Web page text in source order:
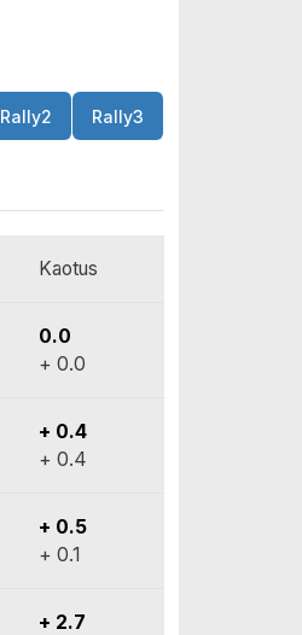
Rally2 Rally3
Kaotus
0.0
+ 0.0
+ 0.4
+ 0.4
+ 0.5
+ 0.1
+ 2.7